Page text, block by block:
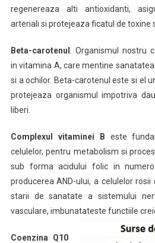
regenereaza alti antioxidanti,
arteriali si protejeaza ficatul de toxine
Beta-carotenul
. Organismul nostru
in vitamina A, care mentine
si a ochilor. Beta-carotenul este si el
protejeaza organismul impotriva
liberi.
Complexul vitaminei B este
celulelor, pentru metabolism si
sub forma acidului folic in
producerea AND-ului, a celulelor
starii de sanatate a sistemului
vasculare, imbunatateste functiile
Coenzina Q10